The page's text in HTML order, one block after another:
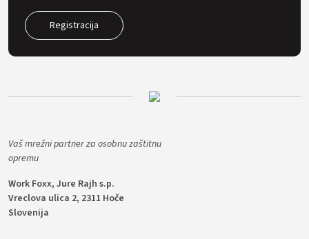
Registracija
Vaš mrežni partner za osobnu zaštitnu
opremu
Work Foxx, Jure Rajh s.p.
Vreclova ulica 2, 2311 Hoče
Slovenija